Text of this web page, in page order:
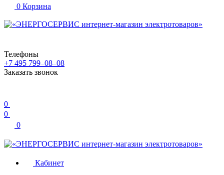
0 Корзина
Телефоны
+7 495 799–08–08
Заказать звонок
0
0
0
Кабинет